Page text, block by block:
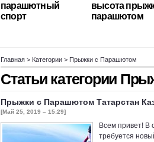
парашютный
спорт
высота
парашютом
Главная > Категории > Прыжки с Парашютом
Статьи категории
Прыжки с Парашютом Татарстан
[Май 25, 2019 – 15:29]
Всем привет! В
требуется